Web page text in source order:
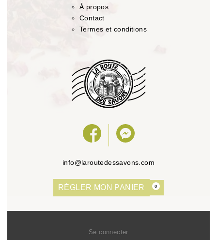
À propos
Contact
Termes et conditions
info@laroutedessavons.com
RÉGLER MON PANIER 0
Se connecter